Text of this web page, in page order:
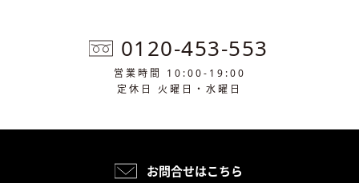
0120-453-553
営業時間 10:00-19:00
定休日 火曜日・水曜日
お問合せはこちら